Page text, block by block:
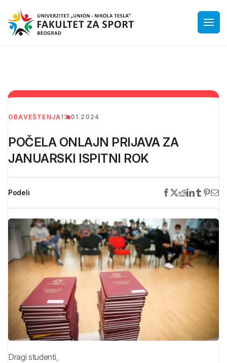
OBAVEŠTENJA13.01.2024
POČELA ONLAJN PRIJAVA ZA
JANUARSKI ISPITNI ROK
Podeli
Dragi studenti,